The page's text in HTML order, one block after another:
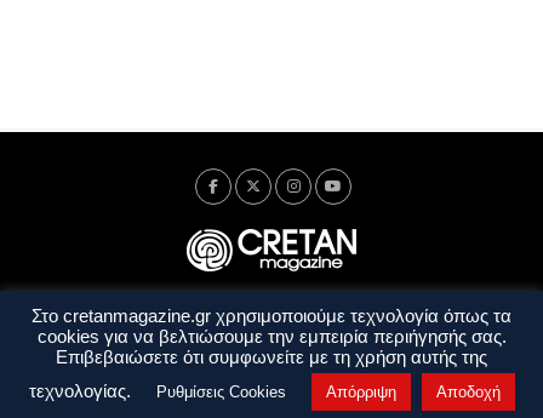
Ταυτότητα Πολιτική Απορρήτου
Όροι Χρήσης
Όροι και Προϋποθέσεις
Στο cretanmagazine.gr χρησιμοποιούμε τεχνολογία όπως τα
cookies για να βελτιώσουμε την εμπειρία περιήγησής σας.
Επιβεβαιώσετε ότι συμφωνείτε με τη χρήση αυτής της
τεχνολογίας.
Ρυθμίσεις Cookies Απόρριψη Αποδοχή